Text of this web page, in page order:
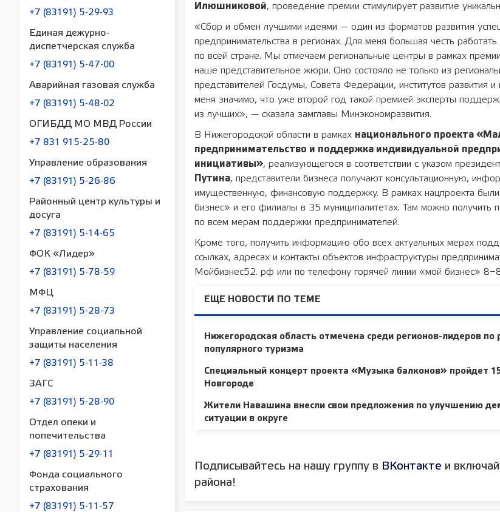
+7 (83191) 5-29-93
Единая дежурно-
диспетчерская служба
+7 (83191) 5-47-00
Аварийная газовая служба
+7 (83191) 5-48-02
ОГИБДД МО МВД России
+7 831 915-25-80
Управление образования
+7 (83191) 5-26-86
Районный центр культуры и
досуга
+7 (83191) 5-14-65
ФОК «Лидер»
+7 (83191) 5-78-59
МФЦ
+7 (83191) 5-28-73
Управление социальной
защиты населения
+7 (83191) 5-11-38
ЗАГС
+7 (83191) 5-28-90
Отдел опеки и
попечительства
+7 (83191) 5-29-11
Фонда социального
страхования
+7 (83191) 5-11-57
Илюшниковой, проведение премии стимулирует развитие
«Сбор и обмен лучшими идеями — один из форматов развития
предпринимательства в регионах. Для меня большая честь работать
по всей стране. Мы отмечаем региональные центры в рамках
наше представительное жюри. Оно состояло не только из
представителей Госдумы, Совета Федерации, институтов развития
меня значимо, что уже второй год такой премией эксперты
из лучших», — сказала замглавы Минэкономразвития.
В Нижегородской области в рамках национального проекта
предпринимательство и поддержка индивидуальной
инициативы», реализующегося в соответствии с указом
Путина, представители бизнеса получают консультационную,
имущественную, финансовую поддержку. В рамках нацпроекта
бизнес» и его филиалы в 35 муниципалитетах. Там можно получить
по всем мерам поддержки предпринимателей.
Кроме того, получить информацию обо всех актуальных мерах
ссылках, адресах и контакты объектов инфраструктуры
Мойбизнес52. рф или по телефону горячей линии «мой бизнес»
ЕЩЕ НОВОСТИ ПО ТЕМЕ
Нижегородская область отмечена среди регионов-лидеров по
популярного туризма
Специальный концерт проекта «Музыка балконов» пройдет
Новгороде
Жители Навашина внесли свои предложения по улучшению
ситуации в округе
Подписывайтесь на нашу группу в ВКонтакте и
района!